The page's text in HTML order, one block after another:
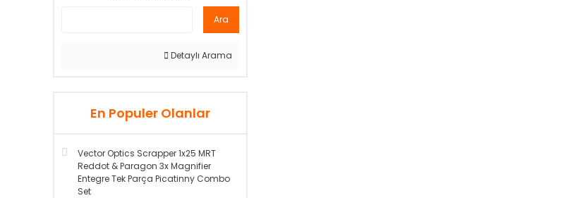
Ara
Detaylı Arama
En Populer Olanlar
Vector Optics Scrapper 1x25 MRT
Reddot & Paragon 3x Magnifier
Entegre Tek Parça Picatinny Combo
Set